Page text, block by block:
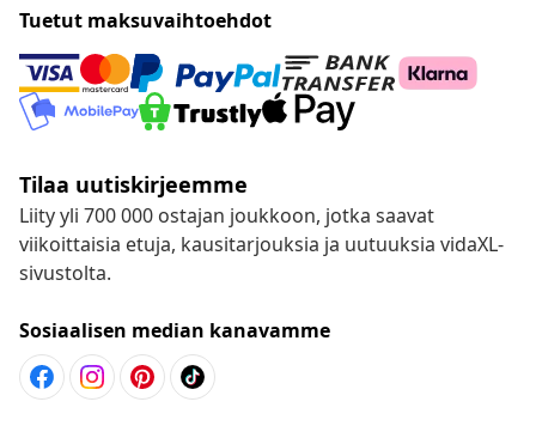
Tuetut maksuvaihtoehdot
Tilaa uutiskirjeemme
Liity yli 700 000 ostajan joukkoon, jotka saavat
viikoittaisia etuja, kausitarjouksia ja uutuuksia vidaXL-
sivustolta.
Sosiaalisen median kanavamme